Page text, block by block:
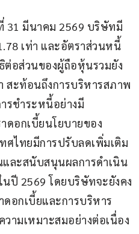
31 มีนาคม 2569 บริษัทมี
เท่า และอัตราส่วนหนี้
ต่อส่วนของผู้ถือหุ้นรวมยัง
สะท้อนถึงการบริหารสภาพ
รชำระหนี้อย่างมี
ดอกเบี้ยนโยบายของ
ศไทยมีการปรับลดเพิ่มเติม
ละสนับสนุนผลการดำเนิน
นปี 2569 โดยบริษัทจะยังคง
อกเบี้ยและการบริหาร
ามเหมาะสมอย่างต่อเนื่อง